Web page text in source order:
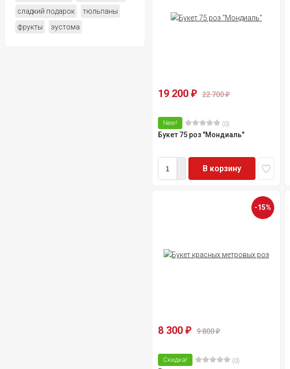
сладкий подарок
тюльпаны
фрукты
эустома
19 200 ₽ 22 700₽
New! (0)
Букет 75 роз "Мондиаль"
В корзину
-15%
8 300 ₽ 9 800₽
Скидка! (0)